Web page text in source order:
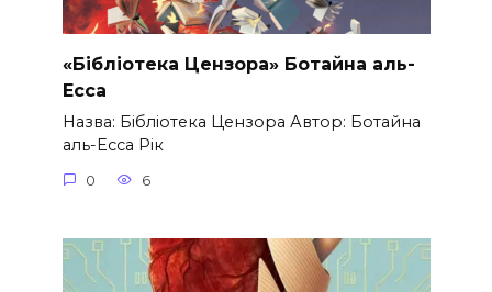
«Бібліотека Цензора» Ботайна аль-
Есса
Назва: Бібліотека Цензора Автор: Ботайна
аль-Есса Рік
0 6